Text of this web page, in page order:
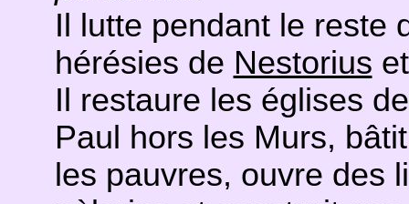
Il lutte pendant le reste
hérésies de Nestorius
Il restaure les églises
Paul hors les Murs,
les pauvres, ouvre des